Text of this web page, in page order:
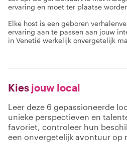
ervaring en moet ter plaatse
Elke host is een geboren
ervaring aan te passen aan jouw
in Venetië werkelijk onvergetelijk
Kies jouw local
Leer deze 6 gepassioneerde
unieke perspectieven en
favoriet, controleer hun
een onvergetelijk avontuur op